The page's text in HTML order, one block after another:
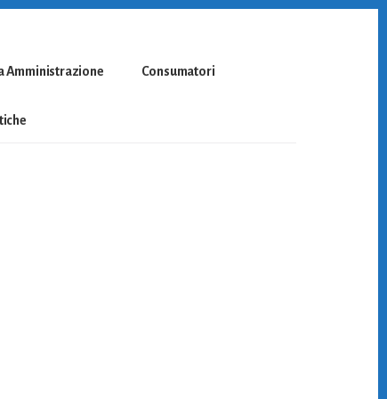
Amministrazione Consumatori